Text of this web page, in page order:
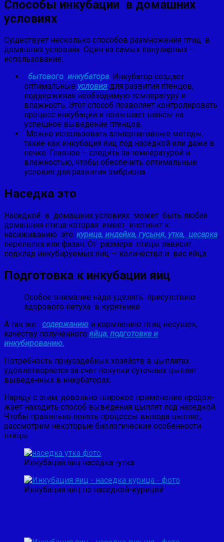
Способы инкубации в домашних
условиях
Существует несколько способов размножения птиц в
домашних условиях. Один из самых популярных –
использование:
бытового инкубатора. Инкубатор создает
оптимальные условия для развития птенцов,
поддерживая необходимую температуру и
влажность. Этот способ позволяет контролировать
процесс инкубации и повышает шансы на
успешное выведение птенцов.
Можно использовать альтернативные методы,
такие как инкубация яиц под наседкой или даже в
печке. Главное – следить за температурой и
влажностью, чтобы обеспечить оптимальные
условия для развития эмбриона.
Наседка это
Наседкой в домашних условиях может быть любая
домашняя птица которая имеет инстинкт к
насиживанию это: курица, индейка, гусыня, утка, цесарка,
перепелка или фазан. От размера птицы зависит
подклад инкубируемых яиц — количество и вес яйца
Подготовка к инкубации яиц
Особое внимание надо уделять присутствию
здорового петуха в курятнике
А так же
содержанию и кормлению птиц несушек,
качеству полученногояйца, подготовке и
инкубированию.
Потребность приусадебных хозяйств в цыплятах
удовлетворя­ется за счет покупки суточных цыплят
выведенных в инкубаторах.
Наряду с этим, довольно широкое применение продол­
жает находить способ выведения цыплят под наседкой.
Чтобы правильно понять процессы вывода цыплят,
рассмотрим некоторые биологические особенности
птицы.
Инкубация яиц наседка -утка
Инкубация яиц по наседкой-курицей